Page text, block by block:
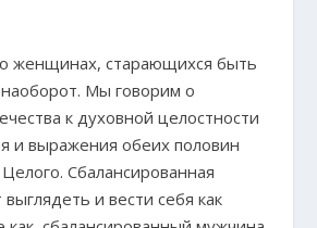
женщинах, старающихся быть
Мы говорим о
к духовной целостности
и выражения обеих половин
Сбалансированная
и вести себя как